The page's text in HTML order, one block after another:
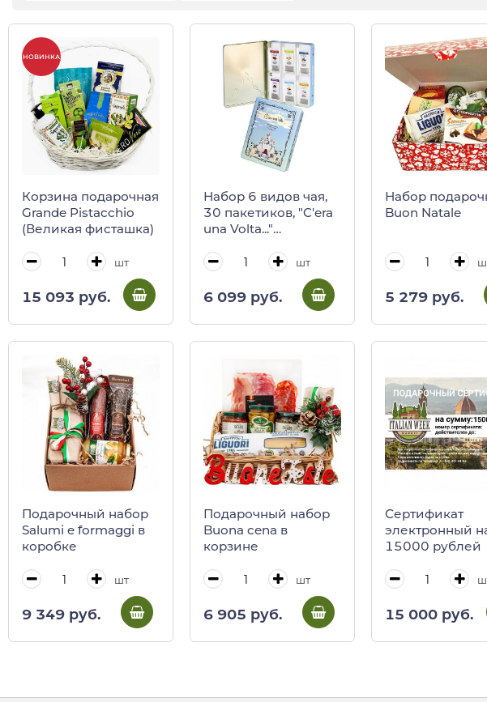
НОВИНКА
Корзина подарочная
Grande Pistacchio
(Великая фисташка)
шт
15 093 руб.
Набор 6 видов чая,
30 пакетиков, "C'era
una Volta..."
железной банке
шт
6 099 руб.
Набор
Buon Natale
5 279 руб.
Подарочный набор
Salumi e formaggi в
коробке
шт
9 349 руб.
Подарочный набор
Buona cena в
корзине
шт
6 905 руб.
Сертификат
электронный
15000 рублей
15 000 руб.